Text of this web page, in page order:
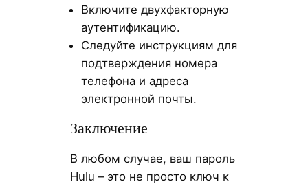
Включите двухфакторную
аутентификацию.
Следуйте инструкциям для
подтверждения номера
телефона и адреса
электронной почты.
Заключение
В любом случае, ваш пароль
Hulu – это не просто ключ к